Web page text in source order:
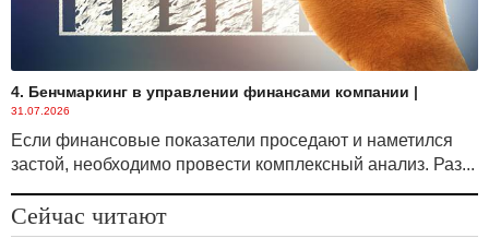
4. Бенчмаркинг в управлении финансами компании |
31.07.2026
Если финансовые показатели проседают и наметился
застой, необходимо провести комплексный анализ. Раз...
Сейчас читают